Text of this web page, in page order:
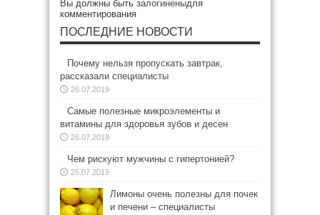
Вы должны быть залогиненыдля
комментирования
ПОСЛЕДНИЕ НОВОСТИ
Почему нельзя пропускать завтрак,
рассказали специалисты
26.07.2019
Самые полезные микроэлементы и
витамины для здоровья зубов и десен
26.07.2019
Чем рискуют мужчины с гипертонией?
25.07.2019
Лимоны очень полезны для почек
и печени – специалисты